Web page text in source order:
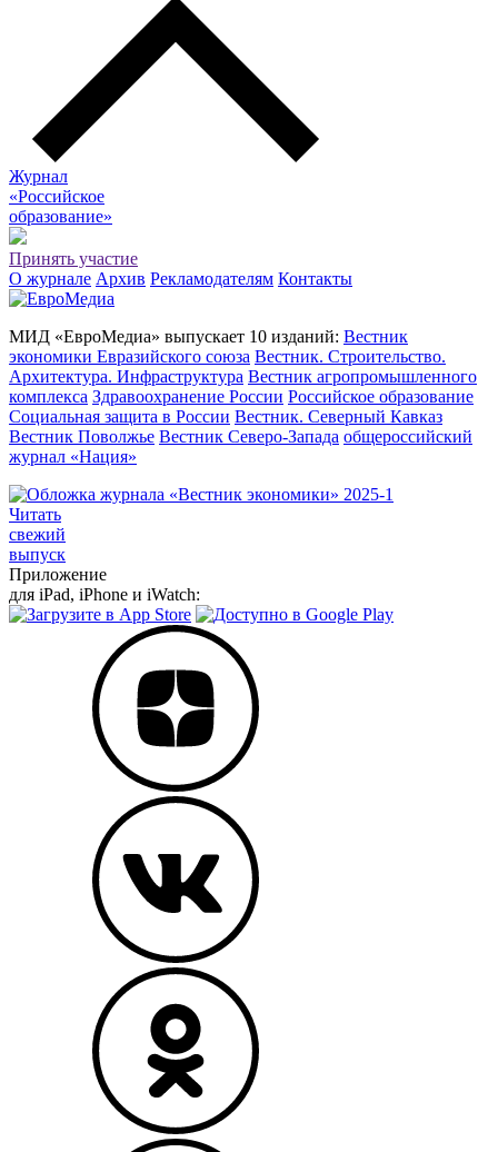
Журнал
«Российское
образование»
Принять участие
О журнале Архив Рекламодателям Контакты
МИД «ЕвроМедиа» выпускает 10 изданий: Вестник
экономики Евразийского союза Вестник. Строительство.
Архитектура. Инфраструктура Вестник агропромышленного
комплекса Здравоохранение России Российское образование
Социальная защита в России Вестник. Северный Кавказ
Вестник Поволжье Вестник Северо-Запада общероссийский
журнал «Нация»
Читать
свежий
выпуск
Приложение
для iPad, iPhone и iWatch: